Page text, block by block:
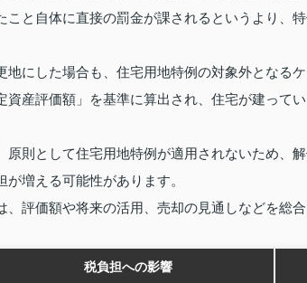
こと自体に直接の罰金が課されるというより、
地にした場合も、住宅用地特例の対象外となるケ
資産評価額」を基準に算出され、住宅が建って
原則として住宅用地特例が適用されないため、
増える可能性があります。
、評価額や将来の活用、売却の見通しなどを総
税負担への影響